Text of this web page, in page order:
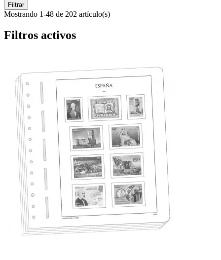
Filtrar
Mostrando 1-48 de 202 artículo(s)
Filtros activos